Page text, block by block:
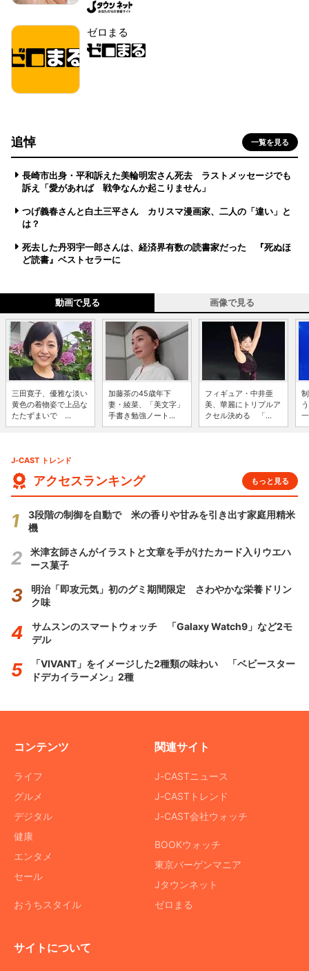
ゼロまる
追悼 一覧を見る
長崎市出身・平和訴えた美輪明宏さん死去 ラストメッセージでも
訴え「愛があれば 戦争なんか起こりません」
つげ義春さんと白土三平さん カリスマ漫画家、二人の「違い」と
は？
死去した丹羽宇一郎さんは、経済界有数の読書家だった 『死ぬほ
ど読書』ベストセラーに
動画で見る 画像で見る
三田寛子、優雅な淡い
黄色の着物姿で上品な
たたずまいで ...
加藤茶の45歳年下
妻・綾菜、「美文字」
手書き勉強ノート...
フィギュア・中井亜
美、華麗にトリプルア
クセル決める 「...
J-CAST トレンド
アクセスランキング もっと見る
3段階の制御を自動で 米の香りや甘みを引き出す家庭用精米
機
米津玄師さんがイラストと文章を手がけたカード入りウエハ
ース菓子
明治「即攻元気」初のグミ期間限定 さわやかな栄養ドリン
ク味
サムスンのスマートウォッチ 「Galaxy Watch9」など2モ
デル
「VIVANT」をイメージした2種類の味わい 「ベビースター
ドデカイラーメン」2種
コンテンツ
ライフ
グルメ
デジタル
健康
エンタメ
セール
おうちスタイル
関連サイト
J-CASTニュース
J-CASTトレンド
J-CAST会社ウォッチ
BOOKウォッチ
東京バーゲンマニア
Jタウンネット
ゼロまる
サイトについて